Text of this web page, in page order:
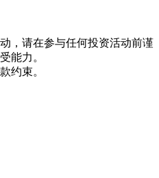
，请在参与任何投资活动前谨
能力。
约束。